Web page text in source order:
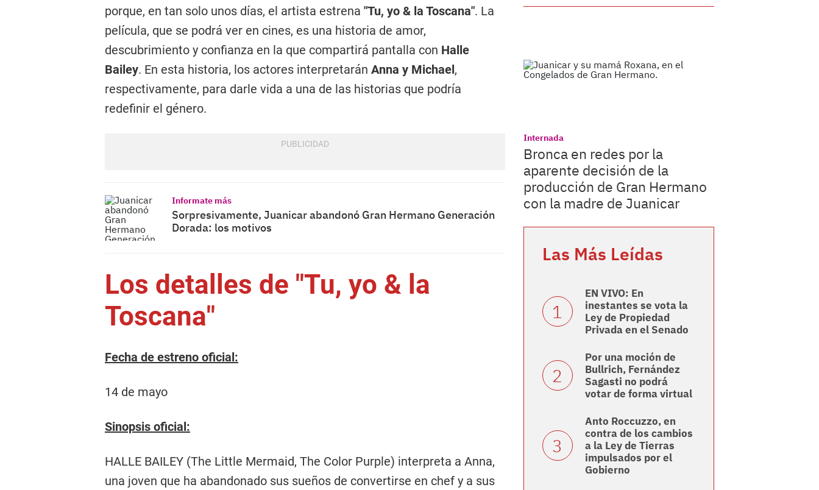
porque, en tan solo unos días, el artista estrena "Tu, yo & la Toscana". La
película, que se podrá ver en cines, es una historia de amor,
descubrimiento y confianza en la que compartirá pantalla con Halle
Bailey. En esta historia, los actores interpretarán Anna y Michael,
respectivamente, para darle vida a una de las historias que podría
redefinir el género.
Informate más
Sorpresivamente, Juanicar abandonó Gran Hermano Generación
Dorada: los motivos
Los detalles de "Tu, yo & la
Toscana"
Fecha de estreno oficial:
14 de mayo
Sinopsis oficial:
HALLE BAILEY (The Little Mermaid, The Color Purple) interpreta a Anna,
una joven que ha abandonado sus sueños de convertirse en chef y a sus
Internada
Bronca en redes por la
aparente decisión de la
producción de Gran Hermano
con la madre de Juanicar
Las Más Leídas
EN VIVO: En
inestantes se vota la
Ley de Propiedad
Privada en el Senado
Por una moción de
Bullrich, Fernández
Sagasti no podrá
votar de forma virtual
Anto Roccuzzo, en
contra de los cambios
a la Ley de Tierras
impulsados por el
Gobierno